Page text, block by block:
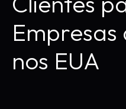
Empresas
nos EUA